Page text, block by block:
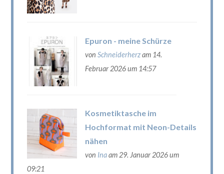
Epuron - meine Schürze
von Schneiderherzam 14.
Februar 2026 um 14:57
Kosmetiktasche im
Hochformat mit Neon-Details
nähen
von Inaam 29. Januar 2026 um
09:21